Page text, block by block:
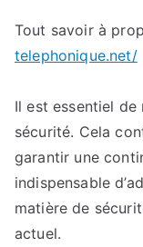
Tout savoir à
telephonique.net/
Il est essentiel
sécurité. Cela
garantir une
indispensable
matière de
actuel.